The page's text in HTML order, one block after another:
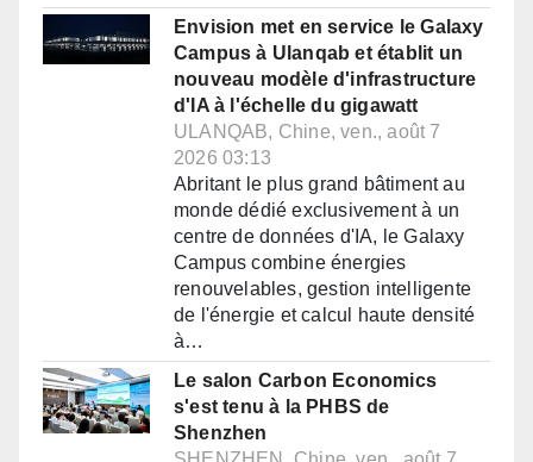
Envision met en service le Galaxy
Campus à Ulanqab et établit un
nouveau modèle d'infrastructure
d'IA à l'échelle du gigawatt
ULANQAB, Chine, ven., août 7
2026 03:13
Abritant le plus grand bâtiment au
monde dédié exclusivement à un
centre de données d'IA, le Galaxy
Campus combine énergies
renouvelables, gestion intelligente
de l'énergie et calcul haute densité
à…
Le salon Carbon Economics
s'est tenu à la PHBS de
Shenzhen